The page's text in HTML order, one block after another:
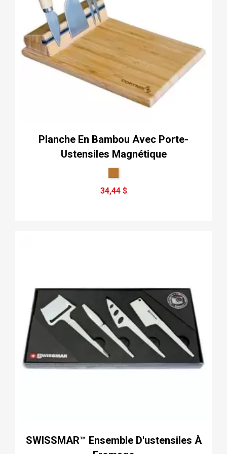
Planche En Bambou Avec Porte-
Ustensiles Magnétique
34,44 $
SWISSMAR™ Ensemble D'ustensiles À